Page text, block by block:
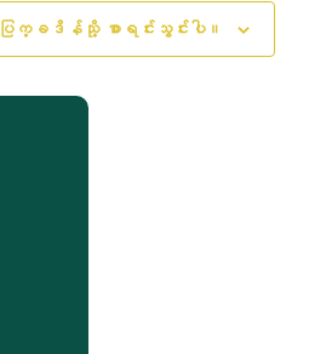
ပြက္ခဒိန်သို့ စာရင်းသွင်းပါ။